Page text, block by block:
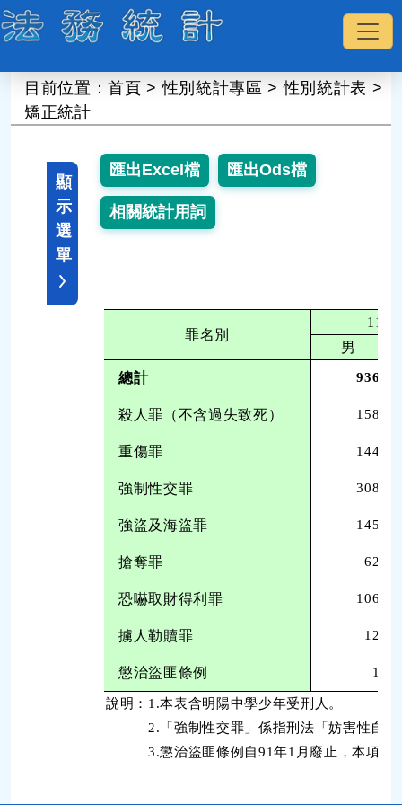
目前位置：首頁 >性別統計專區 >性別統計表 >
矯正統計
顯
示
選
單
罪名別
111
男
總計
936
殺人罪（不含過失致死） 158
重傷罪 144
強制性交罪 308
強盜及海盜罪 145
搶奪罪 62
恐嚇取財得利罪 106
擄人勒贖罪 12
懲治盜匪條例 1
說明：1.本表含明陽中學少年受刑人。
2.「強制性交罪」係指刑法「妨害性自主罪
3.懲治盜匪條例自91年1月廢止，本項人數